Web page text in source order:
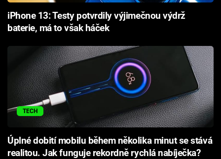
Sledujte nás
iPhone 13: Testy potvrdily výjimečnou výdrž
baterie, má to však háček
TECH
Úplné dobití mobilu během několika minut se stává
realitou. Jak funguje rekordně rychlá nabíječka?